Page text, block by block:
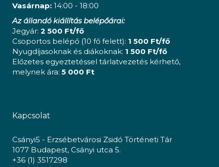
Vasárnap: 14:00 - 18:00
Az állandó kiállítás belépőárai:
Jegyár: 2 500 Ft/fő
Csoportos belépő (10 fő felett): 1 500 Ft/fő
Nyugdíjasoknak és diákoknak: 1 500 Ft/fő
Előzetes egyeztetéssel tárlatvezetés kérhető,
melynek ára: 5 000 Ft
Kapcsolat
Csányi5 - Erzsébetvárosi Zsidó Történeti Tár
1077 Budapest, Csányi utca 5.
+36 (1) 3517298